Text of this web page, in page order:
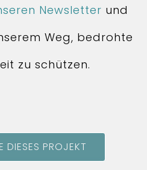
Newsletter und
Weg, bedrohte
zu schützen.
DIESES PROJEKT